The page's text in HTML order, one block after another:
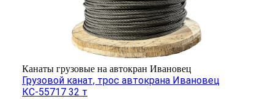
Канаты грузовые на автокран Ивановец
Грузовой канат, трос автокрана Ивановец
КС-55717 32 т